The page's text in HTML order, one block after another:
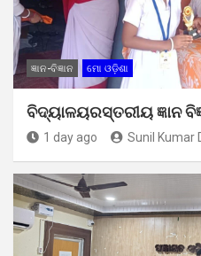
ଜ୍ଞାନ-ବିଜ୍ଞାନ ମୋ ଓଡ଼ିଶା
ବିଦ୍ୟାଳୟରସ୍ତରୀୟ ଜ୍ଞାନ
1 day ago Sunil Kumar